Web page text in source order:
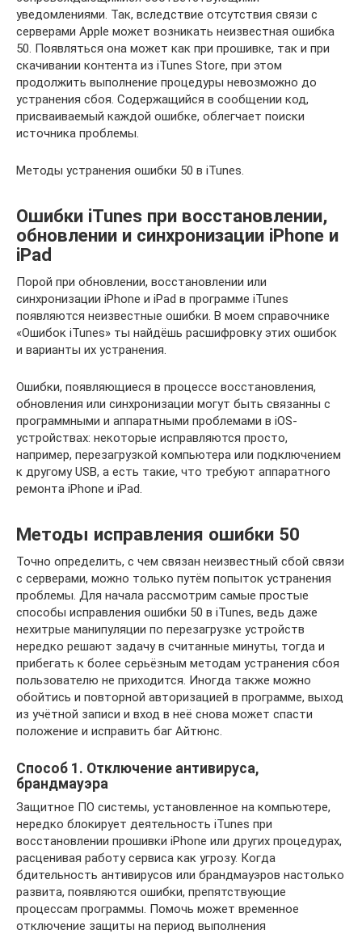
уведомлениями. Так, вследствие отсутствия связи с
серверами Apple может возникать неизвестная ошибка
50. Появляться она может как при прошивке, так и при
скачивании контента из iTunes Store, при этом
продолжить выполнение процедуры невозможно до
устранения сбоя. Содержащийся в сообщении код,
присваиваемый каждой ошибке, облегчает поиски
источника проблемы.
Методы устранения ошибки 50 в iTunes.
Ошибки iTunes при восстановлении,
обновлении и синхронизации iPhone и
iPad
Порой при обновлении, восстановлении или
синхронизации iPhone и iPad в программе iTunes
появляются неизвестные ошибки. В моем справочнике
«Ошибок iTunes» ты найдёшь расшифровку этих ошибок
и варианты их устранения.
Ошибки, появляющиеся в процессе восстановления,
обновления или синхронизации могут быть связанны с
программными и аппаратными проблемами в iOS-
устройствах: некоторые исправляются просто,
например, перезагрузкой компьютера или подключением
к другому USB, а есть такие, что требуют аппаратного
ремонта iPhone и iPad.
Методы исправления ошибки 50
Точно определить, с чем связан неизвестный сбой связи
с серверами, можно только путём попыток устранения
проблемы. Для начала рассмотрим самые простые
способы исправления ошибки 50 в iTunes, ведь даже
нехитрые манипуляции по перезагрузке устройств
нередко решают задачу в считанные минуты, тогда и
прибегать к более серьёзным методам устранения сбоя
пользователю не приходится. Иногда также можно
обойтись и повторной авторизацией в программе, выход
из учётной записи и вход в неё снова может спасти
положение и исправить баг Айтюнс.
Способ 1. Отключение антивируса,
брандмауэра
Защитное ПО системы, установленное на компьютере,
нередко блокирует деятельность iTunes при
восстановлении прошивки iPhone или других процедурах,
расценивая работу сервиса как угрозу. Когда
бдительность антивирусов или брандмауэров настолько
развита, появляются ошибки, препятствующие
процессам программы. Помочь может временное
отключение защиты на период выполнения